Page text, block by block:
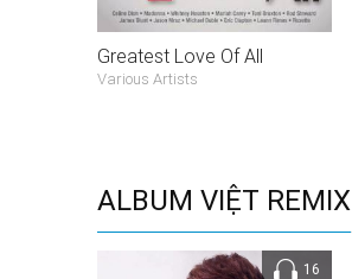
Greatest Love Of All
Various Artists
ALBUM VIỆT REMIX
16